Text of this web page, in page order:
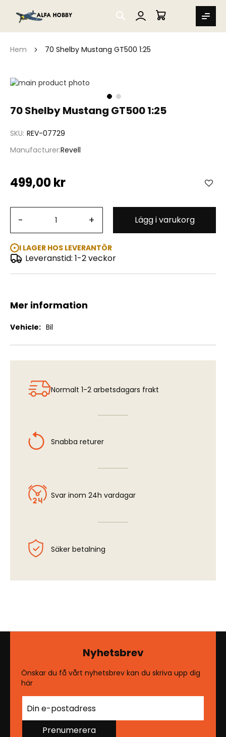
SEARCH
MIN VARUKORG
Hem 70 Shelby Mustang GT500 1:25
70 Shelby Mustang GT500 1:25
SKU REV-07729
ManufacturerRevell
499,00 kr
- + Lägg i varukorg
I LAGER HOS LEVERANTÖR
Leveranstid: 1-2 veckor
Hoppa
av
70 Shelby Mustang GT500 1:25
Hoppa
av
bildgalleriet
Mer information
Mer
Bil
Normalt 1-2 arbetsdagars frakt
Snabba returer
Svar inom 24h vardagar
Säker betalning
Nyhetsbrev
Önskar du få vårt nyhetsbrev kan du skriva upp dig
här
Prenumerera